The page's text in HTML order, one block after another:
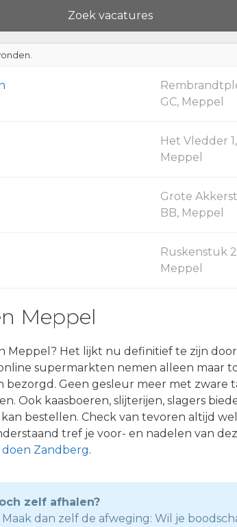
GC, Meppel
Het Vledder
Meppel
Grote
BB, Meppel
Ruskenstuk
Meppel
Meppel
Meppel? Het lijkt nu definitief te zijn
supermarkten nemen alleen maar
Geen gesleur meer met zware
Ook kaasboeren, slijterijen, slagers
bestellen. Check van tevoren altijd
tref je voor- en nadelen van
Zandberg.
zelf afhalen?
dan zelf de afweging: Wil je